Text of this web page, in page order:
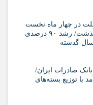
در چهار ماه نخست
امسال از ۱۴.۵ همت گذشت/ رشد ۹۰ درصدی
گذشته
نفری بانک صادرات ایران/
با توزیع بسته‌های